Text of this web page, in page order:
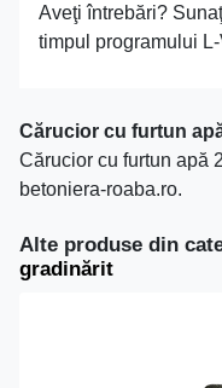
Aveţi întrebări?
timpul programului
Cărucior cu furtun
Cărucior cu furtun apă
betoniera-roaba.ro.
Alte produse din
gradinărit